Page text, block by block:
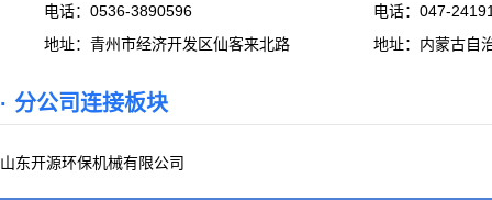
电话：0536-3890596
地址：青州市经济开发区仙客来北路
电话：047-
地址：内蒙古自
· 分公司连接板块
山东开源环保机械有限公司